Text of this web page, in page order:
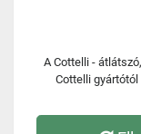
A Cottelli -
Cottelli gyártótól